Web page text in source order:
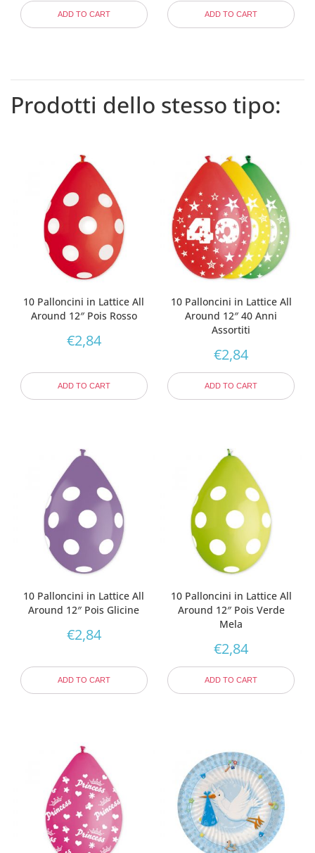
ADD TO CART ADD TO CART
Prodotti dello stesso tipo:
10 Palloncini in Lattice All
Around 12″ Pois Rosso
€2,84
ADD TO CART
10 Palloncini in Lattice All
Around 12″ 40 Anni
Assortiti
€2,84
ADD TO CART
10 Palloncini in Lattice All
Around 12″ Pois Glicine
€2,84
ADD TO CART
10 Palloncini in Lattice All
Around 12″ Pois Verde
Mela
€2,84
ADD TO CART